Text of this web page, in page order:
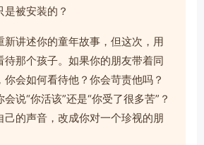
被安装的？
新讲述你的童年故事，但这次，用
待那个孩子。如果你的朋友带着同
会如何看待他？你会苛责他吗？
说“你活该”还是“你受了很多苦”？
己的声音，改成你对一个珍视的朋